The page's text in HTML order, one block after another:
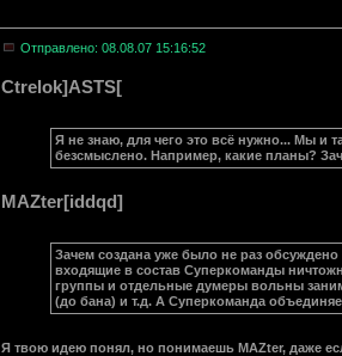
Отправлено: 08.08.07 15:16:52
Ctrelok]ASTS[
Я не знаю, для чего это всё нужно... Мы и
безсмыслено. Например, какие планы?
MAZter[iddqd]
Зачем создана уже было не раз
входящие в состав Суперкоманды
группы и отдельные думеры вольны
(до бана) и т.д. А Суперкоманда
Я твою идею понял, но понимаешь MAZter, даже